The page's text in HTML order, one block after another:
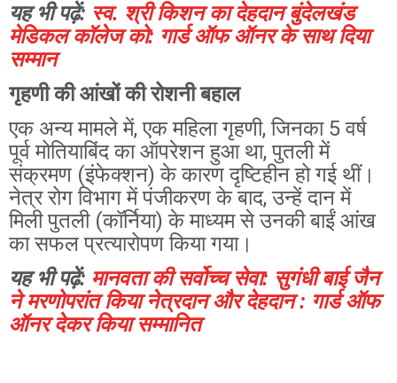
यह भी पढ़ें: स्व. श्री किशन का देहदान बुंदेलखंड
मेडिकल कॉलेज को: गार्ड ऑफ ऑनर के साथ दिया
सम्मान
गृहणी की आंखों की रोशनी बहाल
एक अन्य मामले में, एक महिला गृहणी, जिनका 5 वर्ष
पूर्व मोतियाबिंद का ऑपरेशन हुआ था, पुतली में
संक्रमण (इंफेक्शन) के कारण दृष्टिहीन हो गई थीं।
नेत्र रोग विभाग में पंजीकरण के बाद, उन्हें दान में
मिली पुतली (कॉर्निया) के माध्यम से उनकी बाईं आंख
का सफल प्रत्यारोपण किया गया।
यह भी पढ़ें: मानवता की सर्वोच्च सेवा: सुगंधी बाई जैन
ने मरणोपरांत किया नेत्रदान और देहदान : गार्ड ऑफ
ऑनर देकर किया सम्मानित